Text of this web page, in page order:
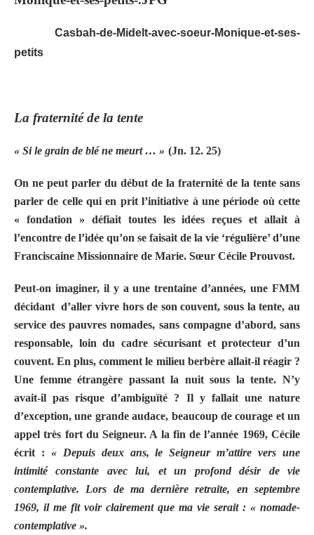
Casbah-de-Midelt-avec-soeur-Monique-et-ses-
petits
La fraternité de la tente
« Si le grain de blé ne meurt … » (Jn. 12. 25)
On ne peut parler du début de la fraternité de la tente sans
parler de celle qui en prit l’initiative à une période où cette
« fondation » défiait toutes les idées reçues et allait à
l’encontre de l’idée qu’on se faisait de la vie ‘régulière’ d’une
Franciscaine Missionnaire de Marie. Sœur Cécile Prouvost.
Peut-on imaginer, il y a une trentaine d’années, une FMM
décidant d’aller vivre hors de son couvent, sous la tente, au
service des pauvres nomades, sans compagne d’abord, sans
responsable, loin du cadre sécurisant et protecteur d’un
couvent. En plus, comment le milieu berbère allait-il réagir ?
Une femme étrangère passant la nuit sous la tente. N’y
avait-il pas risque d’ambiguïté ? Il y fallait une nature
d’exception, une grande audace, beaucoup de courage et un
appel très fort du Seigneur. A la fin de l’année 1969, Cécile
écrit : « Depuis deux ans, le Seigneur m’attire vers une
intimité constante avec lui, et un profond désir de vie
contemplative. Lors de ma dernière retraite, en septembre
1969, il me fit voir clairement que ma vie serait : « nomade-
contemplative ».